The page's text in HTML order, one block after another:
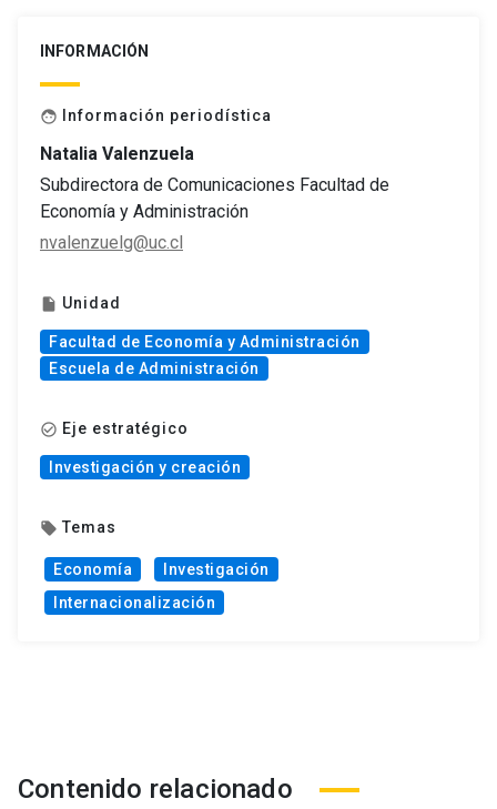
INFORMACIÓN
face Información periodística
Natalia Valenzuela
Subdirectora de Comunicaciones Facultad de
Economía y Administración
nvalenzuelg@uc.cl
insert_drive_file Unidad
Facultad de Economía y Administración
Escuela de Administración
check_circle_outline Eje estratégico
Investigación y creación
local_offer Temas
Economía
Investigación
Internacionalización
Contenido relacionado